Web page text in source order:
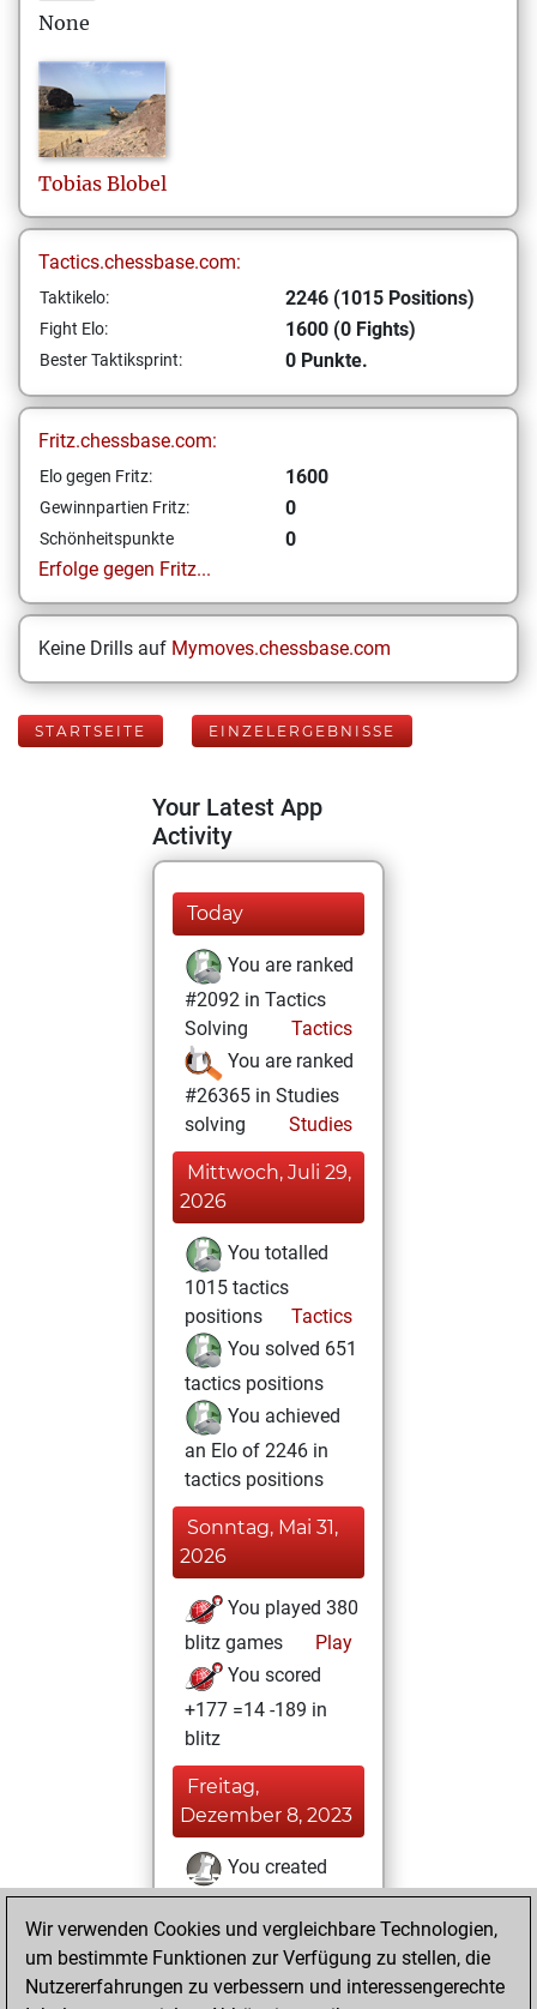
None
Tobias Blobel
Tactics.chessbase.com:
Taktikelo: 2246 (1015 Positions)
Fight Elo: 1600 (0 Fights)
Bester Taktiksprint: 0 Punkte.
Fritz.chessbase.com:
Elo gegen Fritz: 1600
Gewinnpartien Fritz: 0
Schönheitspunkte
0
Erfolge gegen Fritz...
Keine Drills auf Mymoves.chessbase.com
STARTSEITE EINZELERGEBNISSE
Your Latest App
Activity
Today
You are ranked
#2092 in Tactics
Solving
Tactics
You are ranked
#26365 in Studies
solving
Studies
Mittwoch, Juli 29,
2026
You totalled
1015 tactics
positions
Tactics
You solved 651
tactics positions
You achieved
an Elo of 2246 in
tactics positions
Sonntag, Mai 31,
2026
You played 380
blitz games
Play
You scored
+177 =14 -189 in
blitz
Freitag,
Dezember 8, 2023
You created
your Fritz account
Fritz
You
played 16 bullet
games
Play
Wir verwenden Cookies und vergleichbare Technologien,
um bestimmte Funktionen zur Verfügung zu stellen, die
Nutzererfahrungen zu verbessern und interessengerechte